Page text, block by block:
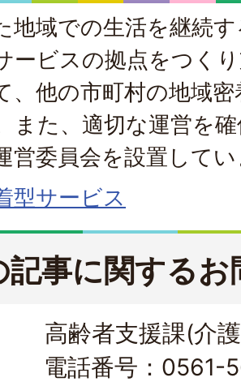
地域での生活を継続
ービスの拠点をつく
、他の市町村の地域
また、適切な運営を
営委員会を設置して
型サービス
記事に関する
高齢者支援課(介
電話番号：0561-